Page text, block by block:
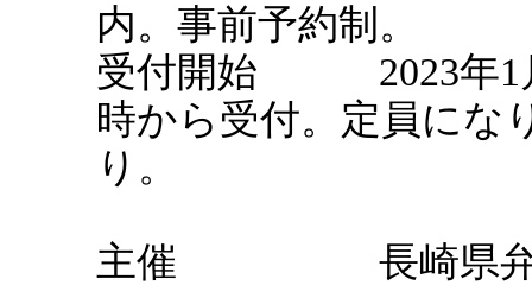
内。事前予約制。
受付開始 2023年1月
時から受付。定員にな
り。
主催 長崎県弁